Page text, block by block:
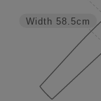
Width 58.5cm